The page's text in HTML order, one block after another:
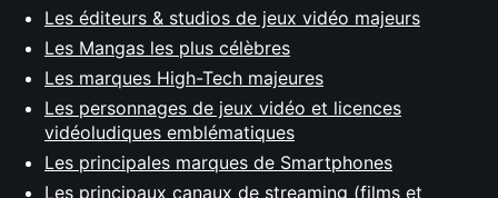
Les éditeurs & studios de jeux vidéo majeurs
Les Mangas les plus célèbres
Les marques High-Tech majeures
Les personnages de jeux vidéo et licences
vidéoludiques emblématiques
Les principales marques de Smartphones
Les principaux canaux de streaming (films et